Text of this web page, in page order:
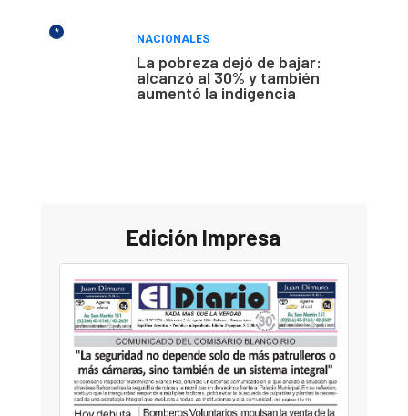
*
NACIONALES
La pobreza dejó de bajar:
alcanzó al 30% y también
aumentó la indigencia
Edición Impresa